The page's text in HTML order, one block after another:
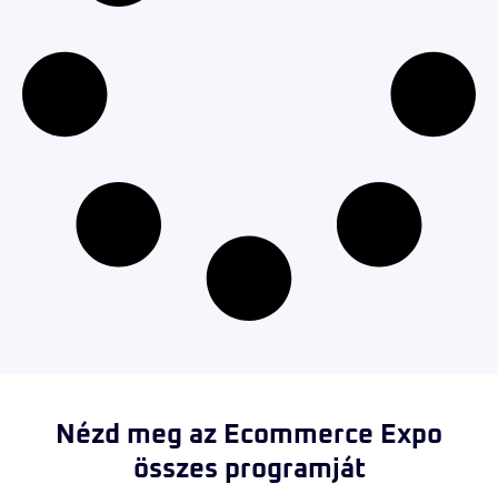
Nézd meg az Ecommerce Expo
összes programját